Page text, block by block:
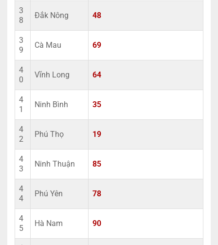
3
8
Đắk Nông 48
3
9
Cà Mau 69
4
0
Vĩnh Long 64
4
1
Ninh Bình 35
4
2
Phú Thọ 19
4
3
Ninh Thuận 85
4
4
Phú Yên 78
4
5
Hà Nam 90